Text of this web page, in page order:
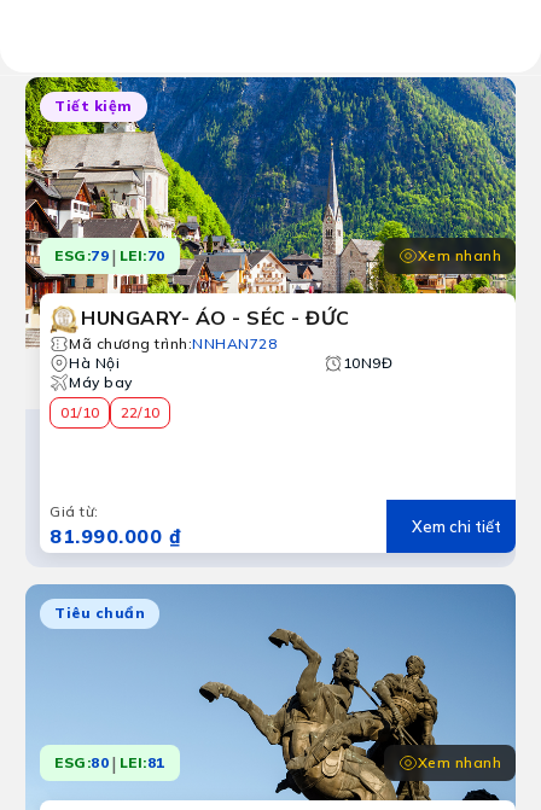
Tiết kiệm
ESG:79 | LEI:70 Xem nhanh
HUNGARY- ÁO - SÉC - ĐỨC
Mã chương trình:NNHAN728
Hà Nội
10N9Đ
Máy bay
01/10
22/10
Giá từ:
81.990.000 ₫ Xem chi tiết
Tiêu chuẩn
ESG:80 | LEI:81 Xem nhanh